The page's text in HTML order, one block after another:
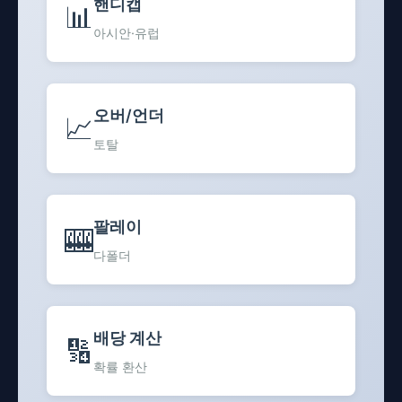
📊 핸디캡
아시안·유럽
📈오버/언더
토탈
🎰팔레이
다폴더
🔢 배당 계산
확률 환산